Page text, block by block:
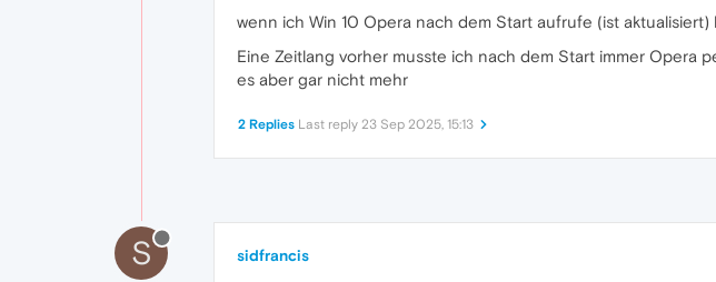
wenn ich Win 10 Opera nach dem Start aufrufe (ist
Eine Zeitlang vorher musste ich nach dem Start immer
es aber gar nicht mehr
2 Replies Last reply 23 Sep 2025, 15:13
S sidfrancis